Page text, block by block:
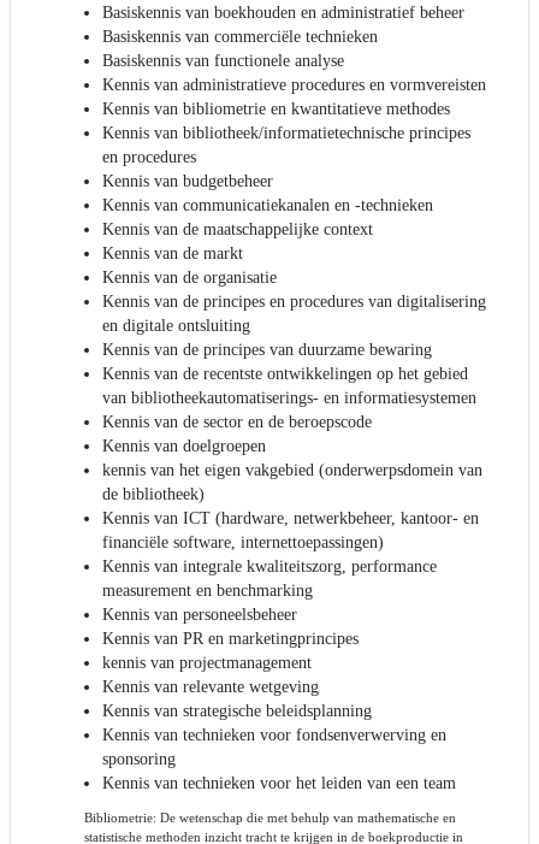
Basiskennis van boekhouden en administratief beheer
Basiskennis van commerciële technieken
Basiskennis van functionele analyse
Kennis van administratieve procedures en vormvereisten
Kennis van bibliometrie en kwantitatieve methodes
Kennis van bibliotheek/informatietechnische principes
en procedures
Kennis van budgetbeheer
Kennis van communicatiekanalen en -technieken
Kennis van de maatschappelijke context
Kennis van de markt
Kennis van de organisatie
Kennis van de principes en procedures van digitalisering
en digitale ontsluiting
Kennis van de principes van duurzame bewaring
Kennis van de recentste ontwikkelingen op het gebied
van bibliotheekautomatiserings- en informatiesystemen
Kennis van de sector en de beroepscode
Kennis van doelgroepen
kennis van het eigen vakgebied (onderwerpsdomein van
de bibliotheek)
Kennis van ICT (hardware, netwerkbeheer, kantoor- en
financiële software, internettoepassingen)
Kennis van integrale kwaliteitszorg, performance
measurement en benchmarking
Kennis van personeelsbeheer
Kennis van PR en marketingprincipes
kennis van projectmanagement
Kennis van relevante wetgeving
Kennis van strategische beleidsplanning
Kennis van technieken voor fondsenverwerving en
sponsoring
Kennis van technieken voor het leiden van een team
Bibliometrie: De wetenschap die met behulp van mathematische en
statistische methoden inzicht tracht te krijgen in de boekproductie in